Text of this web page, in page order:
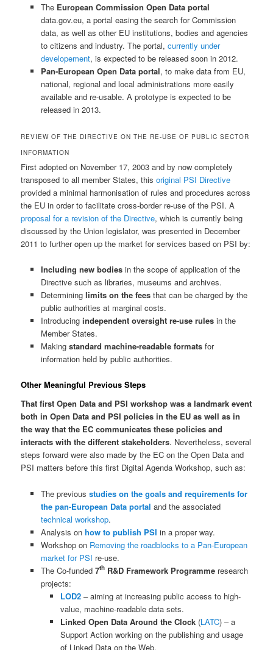
The European Commission Open Data portal
data.gov.eu, a portal easing the search for Commission
data, as well as other EU institutions, bodies and agencies
to citizens and industry. The portal, currently under
developement, is expected to be released soon in 2012.
Pan-European Open Data portal, to make data from EU,
national, regional and local administrations more easily
available and re-usable. A prototype is expected to be
released in 2013.
REVIEW OF THE DIRECTIVE ON THE RE-USE OF PUBLIC SECTOR
INFORMATION
First adopted on November 17, 2003 and by now completely
transposed to all member States, thisoriginal PSI Directive
provided a minimal harmonisation of rules and procedures across
the EU in order to facilitate cross-border re-use of the PSI. A
proposal for a revision of the Directive, which is currently being
discussed by the Union legislator, was presented in December
2011 to further open up the market for services based on PSI by:
Including new bodiesin the scope of application of the
Directive such as libraries, museums and archives.
Determining limits on the feesthat can be charged by the
public authorities at marginal costs.
Introducing independent oversight re-use rulesin the
Member States.
Making standard machine-readable formatsfor
information held by public authorities.
Other Meaningful Previous Steps
That first Open Data and PSI workshop was a landmark event
both in Open Data and PSI policies in the EU as well as in
the way that the EC communicates these policies and
interacts with the different stakeholders. Nevertheless, several
steps forward were also made by the EC on the Open Data and
PSI matters before this first Digital Agenda Workshop, such as:
The previous studies on the goals and requirements for
the pan-European Data portal and the associated
technical workshop.
Analysis on how to publish PSI in a proper way.
Workshop on Removing the roadblocks to a Pan-European
market for PSI re-use.
The Co-funded 7thR&D Framework Programme research
projects:
LOD2 – aiming at increasing public access to high-
value, machine-readable data sets.
Linked Open Data Around the Clock (LATC) – a
Support Action working on the publishing and usage
of Linked Data on the Web.